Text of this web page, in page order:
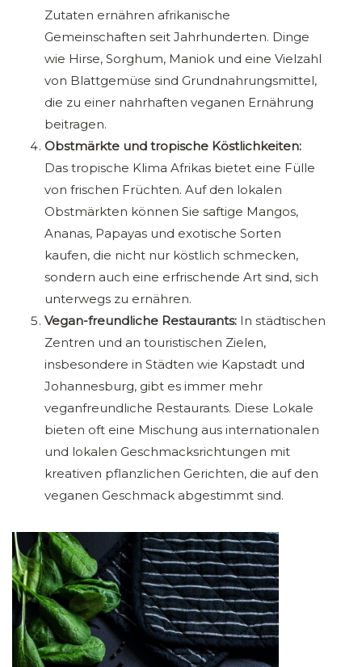
Zutaten ernähren afrikanische
Gemeinschaften seit Jahrhunderten. Dinge
wie Hirse, Sorghum, Maniok und eine Vielzahl
von Blattgemüse sind Grundnahrungsmittel,
die zu einer nahrhaften veganen Ernährung
beitragen.
Obstmärkte und tropische Köstlichkeiten:
Das tropische Klima Afrikas bietet eine Fülle
von frischen Früchten. Auf den lokalen
Obstmärkten können Sie saftige Mangos,
Ananas, Papayas und exotische Sorten
kaufen, die nicht nur köstlich schmecken,
sondern auch eine erfrischende Art sind, sich
unterwegs zu ernähren.
Vegan-freundliche Restaurants: In städtischen
Zentren und an touristischen Zielen,
insbesondere in Städten wie Kapstadt und
Johannesburg, gibt es immer mehr
veganfreundliche Restaurants. Diese Lokale
bieten oft eine Mischung aus internationalen
und lokalen Geschmacksrichtungen mit
kreativen pflanzlichen Gerichten, die auf den
veganen Geschmack abgestimmt sind.